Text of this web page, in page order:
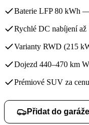
Baterie LFP 80 kWh
Rychlé DC nabíjení
Varianty RWD (215
Dojezd 440–470 km
Prémiové SUV za
Přidat do garáže